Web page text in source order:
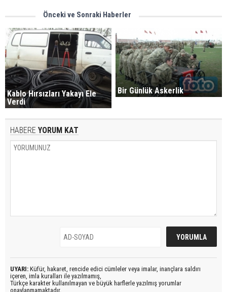
Önceki ve Sonraki Haberler
Kablo Hırsızları Yakayı Ele
Verdi
Bir Günlük Askerlik
HABERE YORUM KAT
UYARI: Küfür, hakaret, rencide edici cümleler veya imalar, inançlara saldırı
içeren, imla kuralları ile yazılmamış,
Türkçe karakter kullanılmayan ve büyük harflerle yazılmış yorumlar
onaylanmamaktadır.